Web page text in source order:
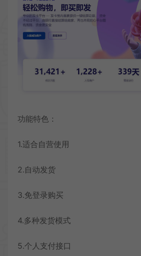
功能特色：
1.适合自营使用
2.自动发货
3.免登录购买
4.多种发货模式
5.个人支付接口